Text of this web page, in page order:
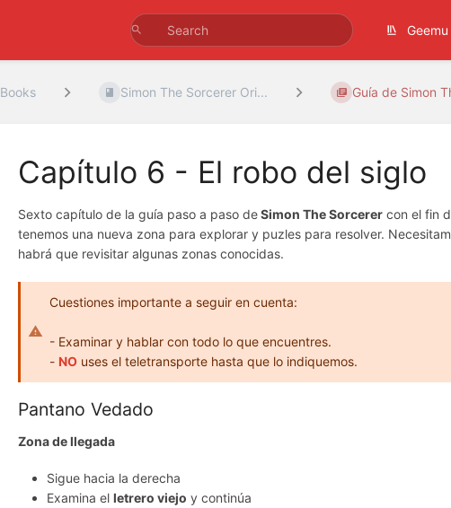
Books Simon The Sorcerer Ori... Guía de Simon
Capítulo 6 - El robo del siglo
Sexto capítulo de la guía paso a paso deSimon The Sorcerer con el fin
tenemos una nueva zona para explorar y puzles para resolver.
habrá que revisitar algunas zonas conocidas.
Cuestiones importante a seguir en cuenta:
- Examinar y hablar con todo lo que encuentres.
- NO uses el teletransporte hasta que lo indiquemos.
Pantano Vedado
Zona de llegada
Sigue hacia la derecha
Examina elletrero viejo y continúa